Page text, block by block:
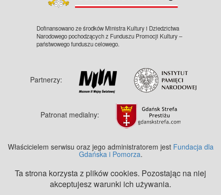
Dofinansowano ze środków Ministra Kultury i Dziedzictwa
Narodowego pochodzących z Funduszu Promocji Kultury –
państwowego funduszu celowego.
Partnerzy:
Patronat medialny:
Właścicielem serwisu oraz jego administratorem jest Fundacja dla
Gdańska i Pomorza.
Ta strona korzysta z plików cookies. Pozostając na niej
akceptujesz warunki ich używania.